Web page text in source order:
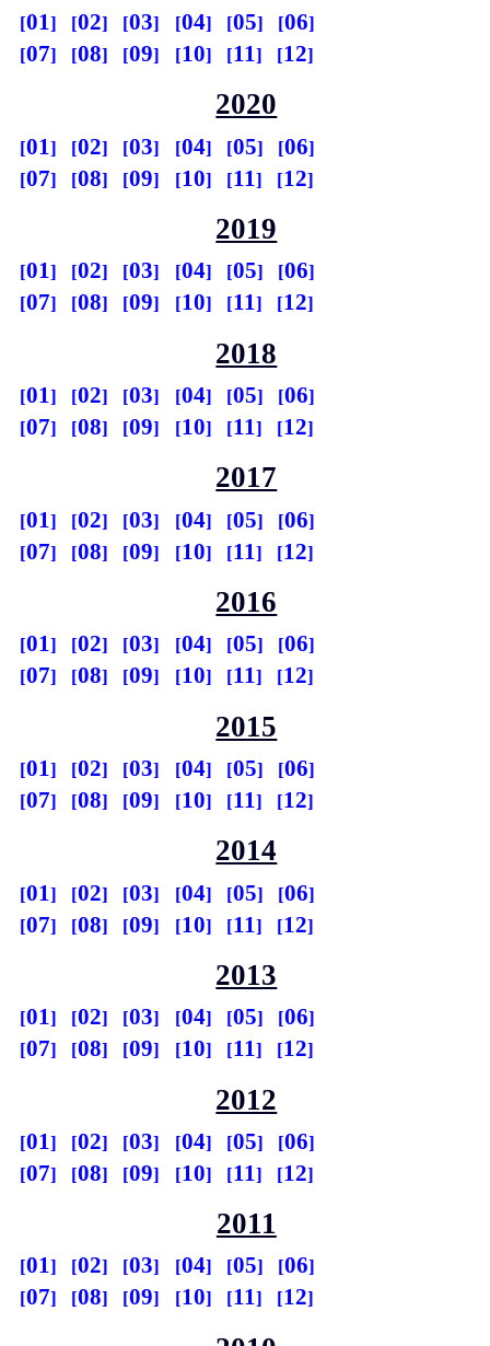
01 02 03 04 05
06
07
08 09 10 11 12
2020
01 02 03 04 05
06
07
08 09 10 11 12
2019
01 02 03 04 05
06
07
08 09 10 11 12
2018
01 02 03 04 05
06
07
08 09 10 11 12
2017
01 02 03 04 05
06
07
08 09 10 11 12
2016
01 02 03 04 05
06
07
08 09 10 11 12
2015
01 02 03 04 05
06
07
08 09 10 11 12
2014
01 02 03 04 05
06
07
08 09 10 11 12
2013
01 02 03 04 05
06
07
08 09 10 11 12
2012
01 02 03 04 05
06
07
08 09 10 11 12
2011
01 02 03 04 05
06
07
08 09 10 11 12